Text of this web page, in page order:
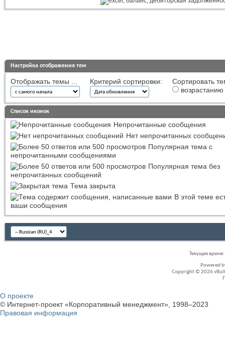
Настройка отображения тем
Отображать темы ... Критерий сортировки:
Сортировать
возрастанию
Список иконок
Непрочитанные сообщения
Нет непрочитанных
Популярная тема с
непрочитанными сообщениями
Популярная тема без
непрочитанных сообщений
Тема закрыта
В этой теме
ваши сообщения
Текущее время:
Powered
Copyright © 2026
О проекте
© Интернет-проект «Корпоративный менеджмент», 1998–2023
Правовая информация